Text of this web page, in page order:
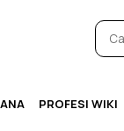
PROFESI WIKI